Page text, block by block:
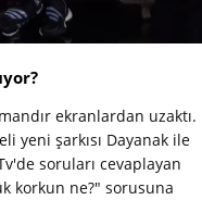
ekranlardan uzaktı.
yeni şarkısı Dayanak ile
soruları cevaplayan
korkun ne?" sorusuna